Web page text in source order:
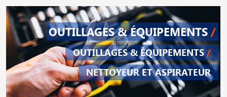
OUTILLAGES & ÉQUIPEMENTS /
OUTILLAGES & ÉQUIPEMENTS /
NETTOYEUR ET ASPIRATEUR